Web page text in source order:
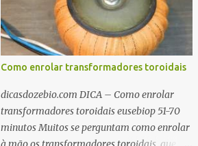
Como enrolar transformadores toroidais
dicasdozebio.com DICA – Como enrolar
transformadores toroidais eusebiop 51-70
minutos Muitos se perguntam como enrolar